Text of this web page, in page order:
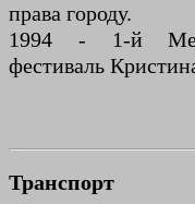
права городу.
1994 - 1-й
фестиваль
Транспорт